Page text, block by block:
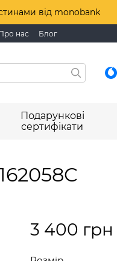
від monobank
нас Блог
Подарункові
сертифікати
3 400 грн